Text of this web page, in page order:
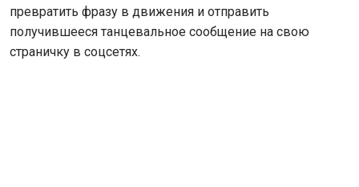
превратить фразу в движения и отправить
получившееся танцевальное сообщение на свою
страничку в соцсетях.